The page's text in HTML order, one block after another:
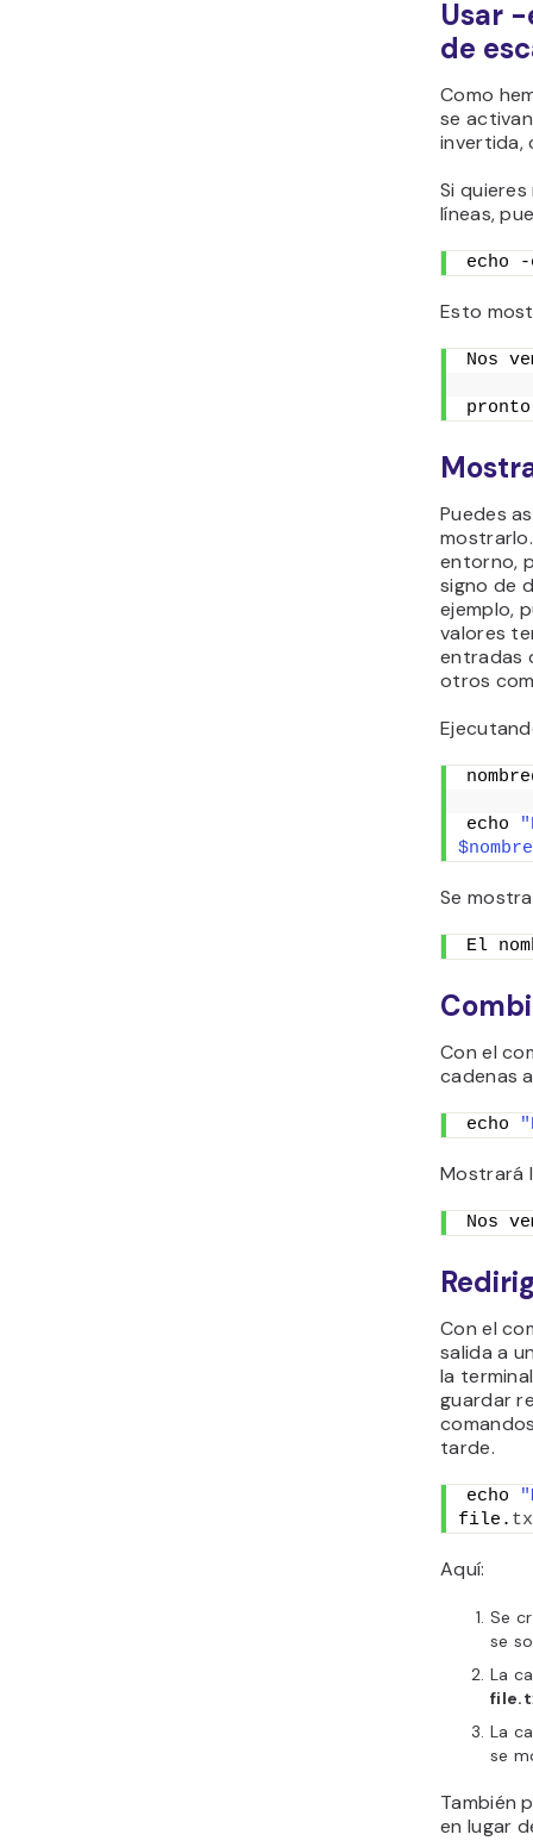
Usar
de
Como
se
invertida,
Si
líneas,
echo
Esto
Nos
pronto
Puedes
entorno,
signo de
ejemplo,
valores
entradas
otros
echo
Se
El
Con el
cadenas
echo
Mostrará
Nos
Con el
salida a
la
guardar
tarde.
echo
file.
Aquí:
Se
se
La
La
se
También
en lugar